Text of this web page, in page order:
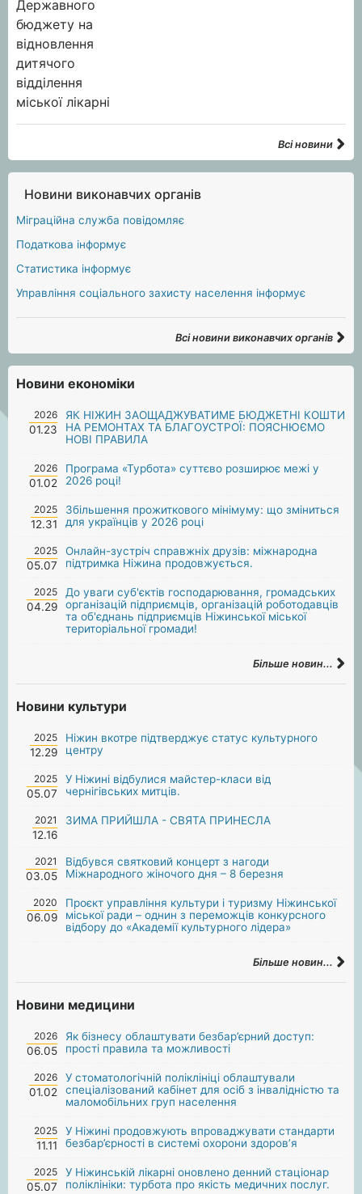
Всі новини
Новини виконавчих органів
Міграційна служба повідомляє
Податкова інформує
Статистика інформує
Управління соціального захисту населення інформує
Всі новини виконавчих органів
Новини економіки
2026
01.23
ЯК НІЖИН ЗАОЩАДЖУВАТИМЕ БЮДЖЕТНІ КОШТИ
НА РЕМОНТАХ ТА БЛАГОУСТРОЇ: ПОЯСНЮЄМО
НОВІ ПРАВИЛА
2026
01.02
Програма «Турбота» суттєво розширює межі у
2026 році!
2025
12.31
Збільшення прожиткового мінімуму: що зміниться
для українців у 2026 році
2025
05.07
Онлайн-зустріч справжніх друзів: міжнародна
підтримка Ніжина продовжується.
2025
04.29
До уваги суб'єктів господарювання, громадських
організацій підприємців, організацій роботодавців
та об'єднань підприємців Ніжинської міської
територіальної громади!
Більше новин...
Новини культури
2025
12.29
Ніжин вкотре підтверджує статус культурного
центру
2025
05.07
У Ніжині відбулися майстер-класи від
чернігівських митців.
2021
12.16
ЗИМА ПРИЙШЛА - СВЯТА ПРИНЕСЛА
2021
03.05
Відбувся святковий концерт з нагоди
Міжнародного жіночого дня – 8 березня
2020
06.09
Проєкт управління культури і туризму Ніжинської
міської ради – однин з переможців конкурсного
відбору до «Академії культурного лідера»
Більше новин...
Новини медицини
2026
06.05
Як бізнесу облаштувати безбар’єрний доступ:
прості правила та можливості
2026
01.02
У стоматологічній поліклініці облаштували
спеціалізований кабінет для осіб з інвалідністю та
маломобільних груп населення
2025
11.11
У Ніжині продовжують впроваджувати стандарти
безбар’єрності в системі охорони здоров’я
2025
05.07
У Ніжинській лікарні оновлено денний стаціонар
поліклініки: турбота про якість медичних послуг.